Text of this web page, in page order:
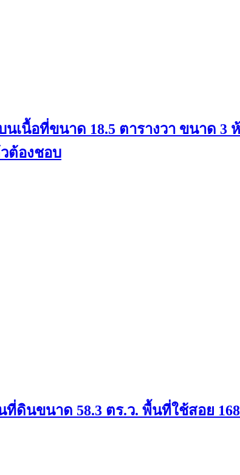
นเนื้อที่ขนาด 18.5 ตารางวา ขนาด
ต้องชอบ
ที่ดินขนาด 58.3 ตร.ว. พื้นที่ใช้สอย